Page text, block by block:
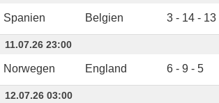
Spanien Belgien 3 - 14 - 13
11.07.26 23:00
Norwegen England 6 - 9 - 5
12.07.26 03:00